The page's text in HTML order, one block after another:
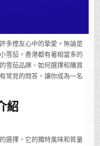
多煙友心中的挚愛。無論是
雪茄，香港都有著相當多的
雪茄品牌、如何選擇和購買
常見的問答，讓你成為一名
紹
選擇，它的獨特風味和質量